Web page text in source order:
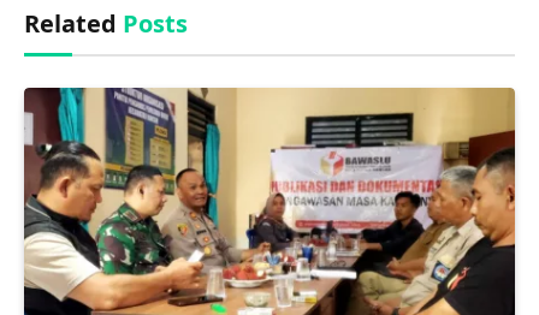
Related Posts